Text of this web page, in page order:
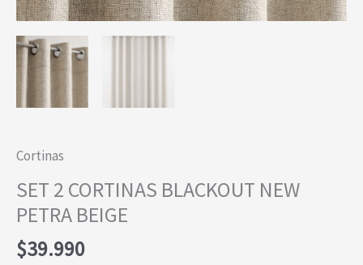
Cortinas
SET 2 CORTINAS BLACKOUT NEW
PETRA BEIGE
$39.990